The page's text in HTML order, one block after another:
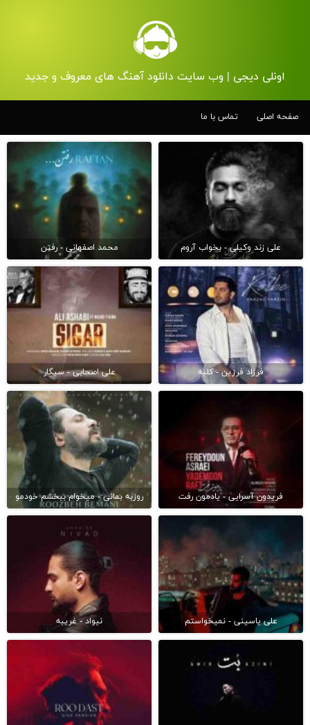
اونلی دیجی | وب سایت دانلود آهنگ های معروف و جدید
صفحه اصلی تماس با ما
علی زند وکیلی - بخواب آروم محمد اصفهانی - رفتن
فرزاد فرزین - کلبه علی اصحابی - سیگار
فریدون آسرایی - یادمون رفت روزبه بمانی - میخوام ببخشم خودمو
علی یاسینی - نمیخواستم نیواد - غریبه